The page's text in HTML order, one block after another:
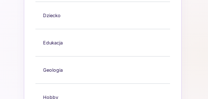
Dziecko
Edukacja
Geologia
Hobby